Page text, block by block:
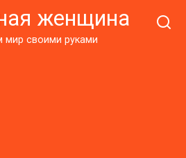
женщина
мир своими руками